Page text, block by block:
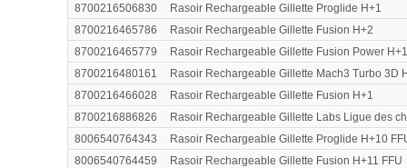
8700216506830
Rasoir Rechargeable Gillette Proglide H+1
8700216465786
Rasoir Rechargeable Gillette Fusion H+2
8700216465779
Rasoir Rechargeable Gillette Fusion Power H+1
8700216480161
Rasoir Rechargeable Gillette Mach3 Turbo 3D
8700216466028
Rasoir Rechargeable Gillette Fusion H+1
8700216886826
Rasoir Rechargeable Gillette Labs Ligue des
8006540764343
Rasoir Rechargeable Gillette Proglide H+10
8006540764459
Rasoir Rechargeable Gillette Fusion H+11 FFU